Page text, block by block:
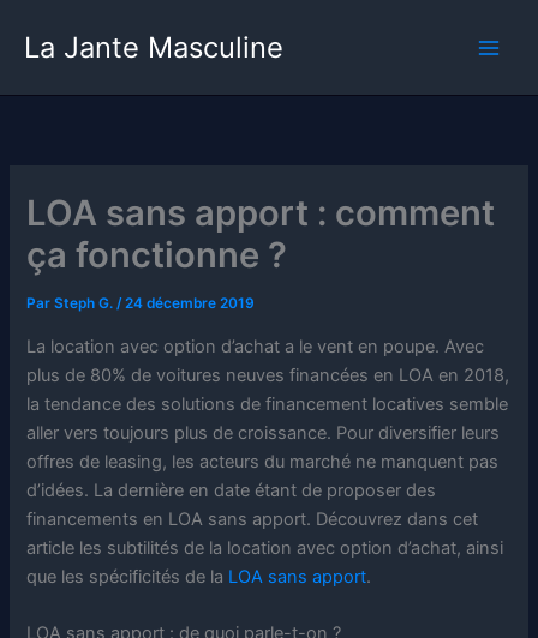
La Jante Masculine
LOA sans apport : comment
ça fonctionne ?
ParSteph G./24 décembre 2019
La location avec option d’achat a le vent en poupe. Avec
plus de 80% de voitures neuves financées en LOA en 2018,
la tendance des solutions de financement locatives semble
aller vers toujours plus de croissance. Pour diversifier leurs
offres de leasing, les acteurs du marché ne manquent pas
d’idées. La dernière en date étant de proposer des
financements en LOA sans apport. Découvrez dans cet
article les subtilités de la location avec option d’achat, ainsi
que les spécificités de la LOA sans apport.
LOA sans apport : de quoi parle-t-on ?